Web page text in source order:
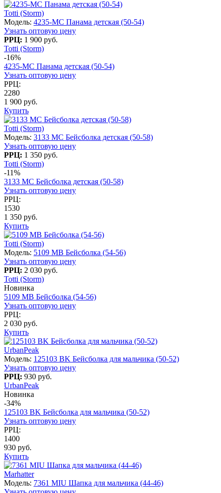
Totti (Storm)
Модель: 4235-МС Панама детская (50-54)
Узнать оптовую цену
РРЦ: 1 900 руб.
Totti (Storm)
-16%
4235-МС Панама детская (50-54)
Узнать оптовую цену
РРЦ:
2280
1 900 руб.
Купить
Totti (Storm)
Модель: 3133 МС Бейсболка детская (50-58)
Узнать оптовую цену
РРЦ: 1 350 руб.
Totti (Storm)
-11%
3133 МС Бейсболка детская (50-58)
Узнать оптовую цену
РРЦ:
1530
1 350 руб.
Купить
Totti (Storm)
Модель: 5109 МВ Бейсболка (54-56)
Узнать оптовую цену
РРЦ: 2 030 руб.
Totti (Storm)
Новинка
5109 МВ Бейсболка (54-56)
Узнать оптовую цену
РРЦ:
2 030 руб.
Купить
UrbanPeak
Модель: 125103 BK Бейсболка для мальчика (50-52)
Узнать оптовую цену
РРЦ: 930 руб.
UrbanPeak
Новинка
-34%
125103 BK Бейсболка для мальчика (50-52)
Узнать оптовую цену
РРЦ:
1400
930 руб.
Купить
Marhatter
Модель: 7361 MIU Шапка для мальчика (44-46)